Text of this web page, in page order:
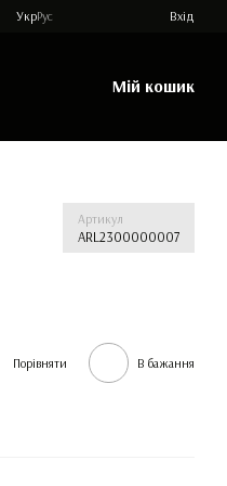
УкрРус Вхід
Мій кошик
Артикул
ARL2300000007
Порівняти В бажання